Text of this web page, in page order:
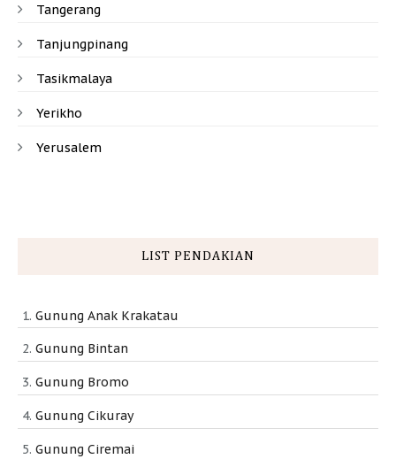
Tangerang
Tanjungpinang
Tasikmalaya
Yerikho
Yerusalem
LIST PENDAKIAN
Gunung Anak Krakatau
Gunung Bintan
Gunung Bromo
Gunung Cikuray
Gunung Ciremai